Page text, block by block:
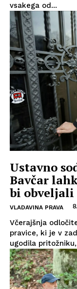
vsakega od...
Ustavno
Bavčar
bi
VLADAVINA PRAVA
Včerajšnja
pravice, ki je v
ugodila